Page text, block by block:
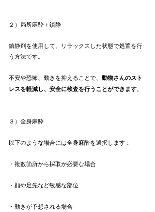
２）局所麻酔＋鎮静
鎮静剤を使用して、リラックスした状態で処置を行
う方法です。
不安や恐怖、動きを抑えることで、 動物さんのスト
レスを軽減し、安全に検査を行うことができます。
３）全身麻酔
以下のような場合には全身麻酔を選択します：
・複数箇所から採取が必要な場合
・顔や足先など敏感な部位
・動きが予想される場合